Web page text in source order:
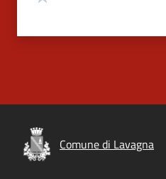
Comune di Lavagna